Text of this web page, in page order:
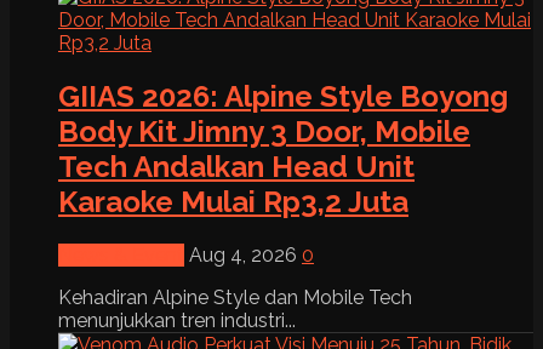
GIIAS 2026: Alpine Style Boyong
Body Kit Jimny 3 Door, Mobile
Tech Andalkan Head Unit
Karaoke Mulai Rp3,2 Juta
Aug 4, 2026 0
Kehadiran Alpine Style dan Mobile Tech
menunjukkan tren industri...